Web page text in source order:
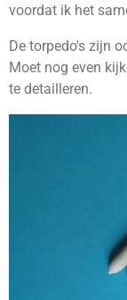
voordat ik het
De torpedo's zijn
Moet nog even
te detailleren.